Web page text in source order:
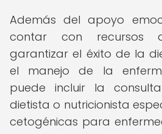
Además del apoyo
contar con recursos
garantizar el éxito de la
el manejo de la
puede incluir la
dietista o nutricionista
cetogénicas para